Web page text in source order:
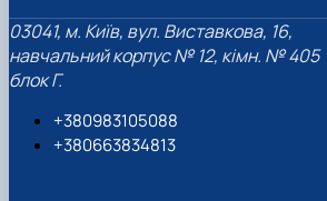
03041, м. Київ, вул. Виставкова, 16,
навчальний корпус № 12, кімн. № 405
блок Г.
+380983105088
+380663834813